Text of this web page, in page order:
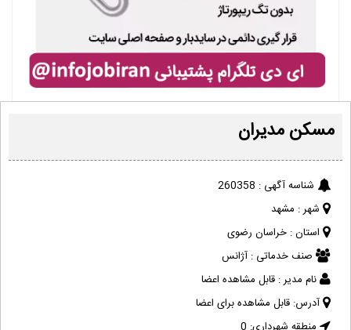
مسکن مدیران
شناسه آگهی : 260358
شهر : مشهد
استان : خراسان رضوی
صنف خدماتی : آژانس
نام مدیر : قابل مشاهده اعضا
آدرس: قابل مشاهده برای اعضا